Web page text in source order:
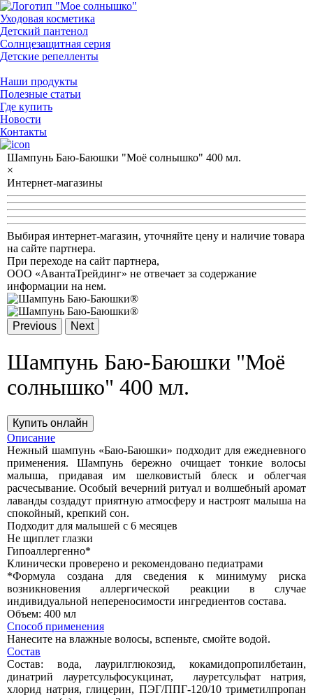
Уходовая косметика
Детский пантенол
Солнцезащитная серия
Детские репелленты
Наши продукты
Полезные статьи
Где купить
Новости
Контакты
Шампунь Баю-Баюшки "Моё солнышко" 400 мл.
×
Интернет-магазины
Выбирая интернет-магазин, уточняйте цену и наличие товара
на сайте партнера.
При переходе на сайт партнера,
ООО «АвантаТрейдинг» не отвечает за содержание
информации на нем.
Previous Next
Шампунь Баю-Баюшки "Моё
солнышко" 400 мл.
Купить онлайн
Описание
Нежный шампунь «Баю-Баюшки» подходит для ежедневного
применения. Шампунь бережно очищает тонкие волосы
малыша, придавая им шелковистый блеск и облегчая
расчесывание. Особый вечерний ритуал и волшебный аромат
лаванды создадут приятную атмосферу и настроят малыша на
спокойный, крепкий сон.
Подходит для малышей с 6 месяцев
Не щиплет глазки
Гипоаллергенно*
Клинически проверено и рекомендовано педиатрами
*Формула создана для сведения к минимуму риска
возникновения аллергической реакции в случае
индивидуальной непереносимости ингредиентов состава.
Объем: 400 мл
Способ применения
Нанесите на влажные волосы, вспеньте, смойте водой.
Состав
Состав: вода, лаурилглюкозид, кокамидопропилбетаин,
динатрий лауретсульфосукцинат, лауретсульфат натрия,
хлорид натрия, глицерин, ПЭГ/ППГ-120/10 триметилпропан